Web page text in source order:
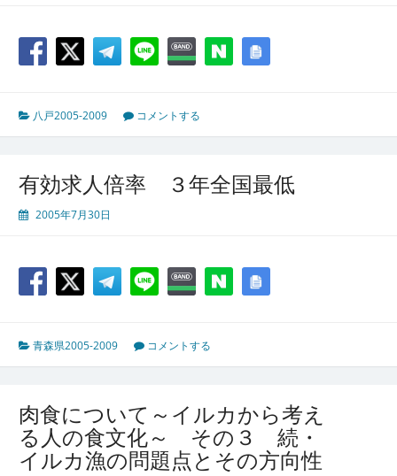
八戸2005-2009 コメントする
有効求人倍率 ３年全国最低
2005年7月30日
青森県2005-2009 コメントする
肉食について～イルカから考え
る人の食文化～ その３ 続・
イルカ漁の問題点とその方向性